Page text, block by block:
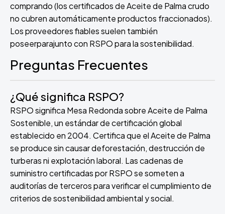
comprando (los certificados de Aceite de Palma crudo
no cubren automáticamente productos fraccionados).
Los proveedores fiables suelen también
poseerparajunto con RSPO para la sostenibilidad.
Preguntas Frecuentes
¿Qué significa RSPO?
RSPO significa Mesa Redonda sobre Aceite de Palma
Sostenible, un estándar de certificación global
establecido en 2004. Certifica que el Aceite de Palma
se produce sin causar deforestación, destrucción de
turberas ni explotación laboral. Las cadenas de
suministro certificadas por RSPO se someten a
auditorías de terceros para verificar el cumplimiento de
criterios de sostenibilidad ambiental y social.